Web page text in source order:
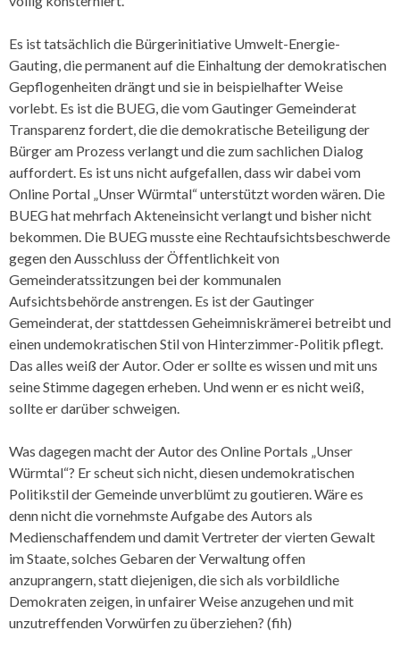
Es ist tatsächlich die Bürgerinitiative Umwelt-Energie-
Gauting, die permanent auf die Einhaltung der demokratischen
Gepflogenheiten drängt und sie in beispielhafter Weise
vorlebt. Es ist die BUEG, die vom Gautinger Gemeinderat
Transparenz fordert, die die demokratische Beteiligung der
Bürger am Prozess verlangt und die zum sachlichen Dialog
auffordert. Es ist uns nicht aufgefallen, dass wir dabei vom
Online Portal „Unser Würmtal“ unterstützt worden wären. Die
BUEG hat mehrfach Akteneinsicht verlangt und bisher nicht
bekommen. Die BUEG musste eine Rechtaufsichtsbeschwerde
gegen den Ausschluss der Öffentlichkeit von
Gemeinderatssitzungen bei der kommunalen
Aufsichtsbehörde anstrengen. Es ist der Gautinger
Gemeinderat, der stattdessen Geheimniskrämerei betreibt und
einen undemokratischen Stil von Hinterzimmer-Politik pflegt.
Das alles weiß der Autor. Oder er sollte es wissen und mit uns
seine Stimme dagegen erheben. Und wenn er es nicht weiß,
sollte er darüber schweigen.
Was dagegen macht der Autor des Online Portals „Unser
Würmtal“? Er scheut sich nicht, diesen undemokratischen
Politikstil der Gemeinde unverblümt zu goutieren. Wäre es
denn nicht die vornehmste Aufgabe des Autors als
Medienschaffendem und damit Vertreter der vierten Gewalt
im Staate, solches Gebaren der Verwaltung offen
anzuprangern, statt diejenigen, die sich als vorbildliche
Demokraten zeigen, in unfairer Weise anzugehen und mit
unzutreffenden Vorwürfen zu überziehen? (fih)